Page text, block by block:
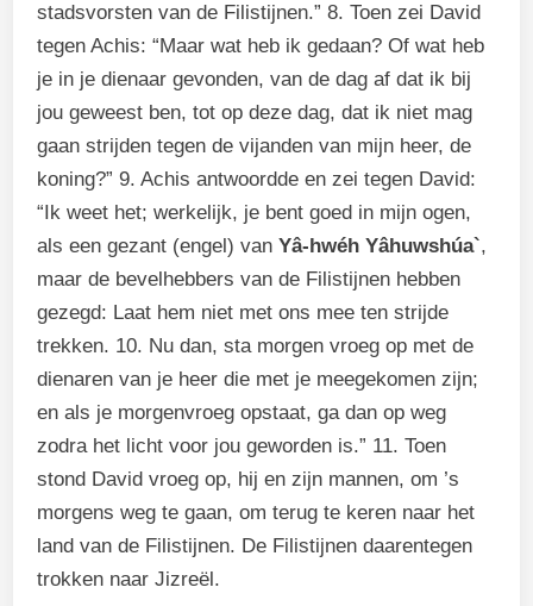
stadsvorsten van de Filistijnen.” 8. Toen zei David
tegen Achis: “Maar wat heb ik gedaan? Of wat heb
je in je dienaar gevonden, van de dag af dat ik bij
jou geweest ben, tot op deze dag, dat ik niet mag
gaan strijden tegen de vijanden van mijn heer, de
koning?” 9. Achis antwoordde en zei tegen David:
“Ik weet het; werkelijk, je bent goed in mijn ogen,
als een gezant (engel) vanYâ-hwéh Yâhuwshúa`,
maar de bevelhebbers van de Filistijnen hebben
gezegd: Laat hem niet met ons mee ten strijde
trekken. 10. Nu dan, sta morgen vroeg op met de
dienaren van je heer die met je meegekomen zijn;
en als je morgenvroeg opstaat, ga dan op weg
zodra het licht voor jou geworden is.” 11. Toen
stond David vroeg op, hij en zijn mannen, om ’s
morgens weg te gaan, om terug te keren naar het
land van de Filistijnen. De Filistijnen daarentegen
trokken naar Jizreël.